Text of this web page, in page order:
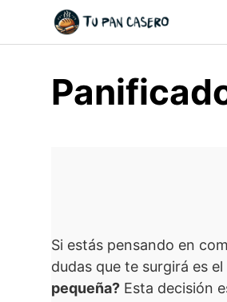
content
Si estás pensando en
dudas que te surgirá es
pequeña? Esta decisión